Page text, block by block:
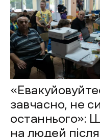
завчасно, не
останнього»:
на людей після